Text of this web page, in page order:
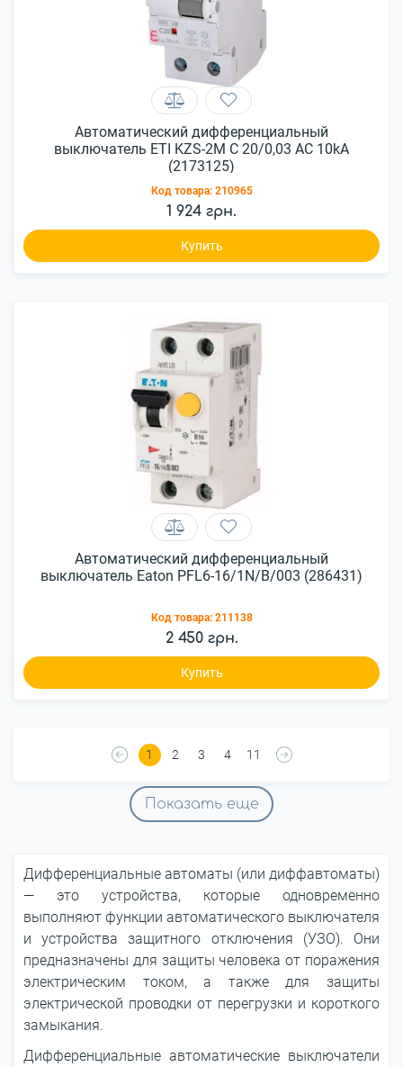
Автоматический дифференциальный
выключатель ETI KZS-2M C 20/0,03 AC 10kA
(2173125)
Код товара: 210965
1 924 грн.
Купить
Автоматический дифференциальный
выключатель Eaton PFL6-16/1N/B/003 (286431)
Код товара: 211138
2 450 грн.
Купить
1 2 3 4 11
Показать еще
Дифференциальные автоматы (или диффавтоматы)
— это устройства, которые одновременно
выполняют функции автоматического выключателя
и устройства защитного отключения (УЗО). Они
предназначены для защиты человека от поражения
электрическим током, а также для защиты
электрической проводки от перегрузки и короткого
замыкания.
Дифференциальные автоматические выключатели